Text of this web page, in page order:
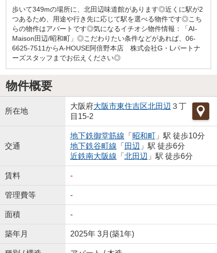
歩いて349mの場所に、北田辺味道館があります◎近くに駅が2
つあるため、用途や行き先に応じて駅を選べる物件です◎こち
らの物件はアパートです◎気になるイチオシ物件情報：「AI-
Maison田辺/昭和町」◎こだわりたい条件などがあれば、06-
6625-7511からA-HOUSE阿倍野本店 株式会社G・Lパートナ
ーズスタッフまでお伝えください◎
物件概要
所在地
大阪府大阪市東住吉区北田辺 ３丁
目15-2
交通
地下鉄御堂筋線 「 昭和町」駅 徒歩10分
地下鉄谷町線 「 田辺 」駅 徒歩6分
近鉄南大阪線 「 北田辺 」駅 徒歩6分
賃料 -
管理費等 -
面積 -
築年月 2025年 3月(築1年)